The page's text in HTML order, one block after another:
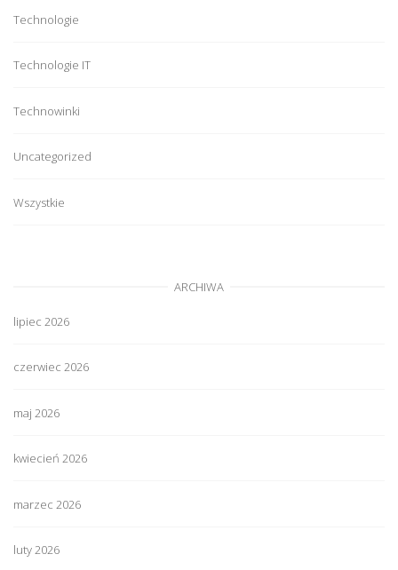
Technologie
Technologie IT
Technowinki
Uncategorized
Wszystkie
ARCHIWA
lipiec 2026
czerwiec 2026
maj 2026
kwiecień 2026
marzec 2026
luty 2026